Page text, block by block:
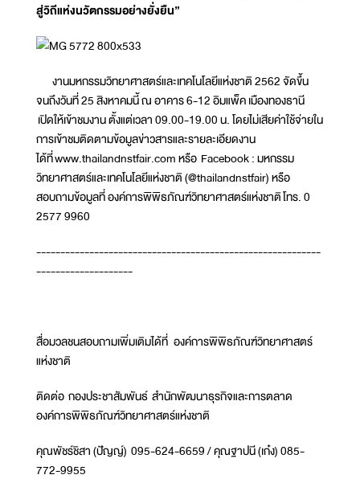
สู่วิถีแห่งนวัตกรรมอย่างยั่งยืน”
งานมหกรรมวิทยาศาสตร์และเทคโนโลยีแห่งชาติ 2562 จัดขึ้น
จนถึงวันที่ 25 สิงหาคมนี้ ณ อาคาร 6-12 อิมแพ็ค เมืองทองธานี
เปิดให้เข้าชมงาน ตั้งแต่เวลา 09.00-19.00 น. โดยไม่เสียค่าใช้จ่ายใน
การเข้าชมติดตามข้อมูลข่าวสารและรายละเอียดงาน
ได้ที่ www.thailandnstfair.com หรือ Facebook : มหกรรม
วิทยาศาสตร์และเทคโนโลยีแห่งชาติ (@thailandnstfair) หรือ
สอบถามข้อมูลที่ องค์การพิพิธภัณฑ์วิทยาศาสตร์แห่งชาติ โทร. 0
2577 9960
-----------------------------------------------------------
--------------------
สื่อมวลชนสอบถามเพิ่มเติมได้ที่ องค์การพิพิธภัณฑ์วิทยาศาสตร์
แห่งชาติ
ติดต่อ กองประชาสัมพันธ์ สำนักพัฒนาธุรกิจและการตลาด
องค์การพิพิธภัณฑ์วิทยาศาสตร์แห่งชาติ
คุณพัชร์ชิสา (ปัญญ์) 095-624-6659 / คุณฐาปนี (เก๋ง) 085-
772-9955